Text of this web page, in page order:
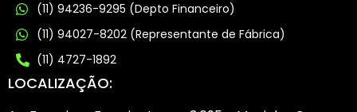
(11) 94236-9295 (Depto Financeiro)
(11) 94027-8202 (Representante de Fábrica)
(11) 4727-1892
LOCALIZAÇÃO: